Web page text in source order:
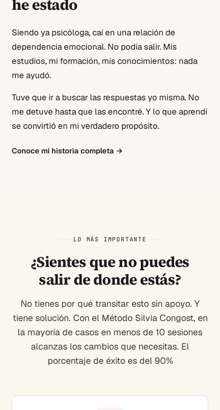
he estado
Siendo ya psicóloga, caí en una relación de
dependencia emocional. No podía salir. Mis
estudios, mi formación, mis conocimientos: nada
me ayudó.
Tuve que ir a buscar las respuestas yo misma. No
me detuve hasta que las encontré. Y lo que aprendí
se convirtió en mi verdadero propósito.
Conoce mi historia completa →
LO MÁS IMPORTANTE
¿Sientes que no puedes
salir de donde estás?
No tienes por qué transitar esto sin apoyo. Y
tiene solución. Con el Método Silvia Congost, en
la mayoría de casos en menos de 10 sesiones
alcanzas los cambios que necesitas. El
porcentaje de éxito es del 90%